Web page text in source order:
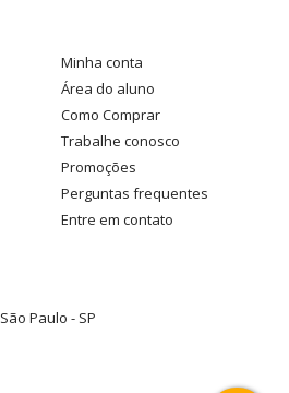
Minha conta
Área do aluno
Como Comprar
Trabalhe conosco
Promoções
Perguntas frequentes
Entre em contato
São Paulo - SP